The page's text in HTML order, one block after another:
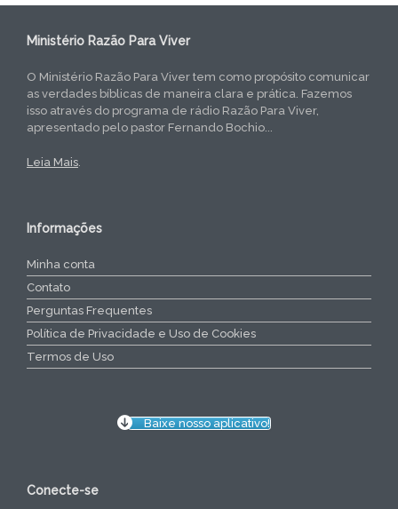
Ministério Razão Para Viver
O Ministério Razão Para Viver tem como propósito comunicar
as verdades bíblicas de maneira clara e prática. Fazemos
isso através do programa de rádio Razão Para Viver,
apresentado pelo pastor Fernando Bochio...
Leia Mais
Informações
Minha conta
Contato
Perguntas Frequentes
Política de Privacidade e Uso de Cookies
Termos de Uso
Baixe nosso aplicativo!
Conecte-se